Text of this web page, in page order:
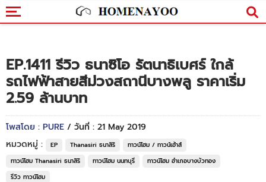
EP.1411 รีวิว ธนาซิโอ รัตนาธิเบศร์ ใกล้
รถไฟฟ้าสายสีม่วงสถานีบางพลู ราคาเริ่ม
2.59 ล้านบาท
โพสโดย : PURE / วันที่ : 21 May 2019
หมวดหมู่ :
EP Thanasiri ธนาสิริ
ทาวน์โฮม / ทาวน์เฮ้าส์
ทาวน์โฮม Thanasiri ธนาสิริ
ทาวน์โฮม นนทบุรี
ทาวน์โฮม อำเภอบางบัวทอง
รีวิว ทาวน์โฮม